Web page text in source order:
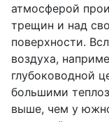
атмосферой
трещин и над
поверхности.
воздуха,
глубоководной
большими
выше, чем у